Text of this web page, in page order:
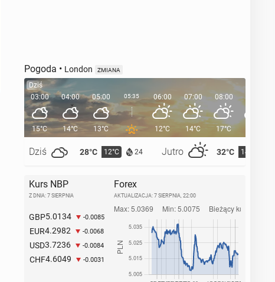
Pogoda • London ZMIANA
Dziś
03:00
15°C
Dziś 28°C 12°C 24 Jutro 32°C 14°C
04:00
14°C
05:00
13°C
05:35 06:00
12°C
07:00
14°C
08:00
17°C
09:00
Kurs NBP
Z DNIA: 7 SIERPNIA
GBP5.0134 -0.0085
EUR4.2982 -0.0068
USD3.7236 -0.0084
CHF4.6049 -0.0031
Forex
AKTUALIZACJA: 7 SIERPNIA, 22:00